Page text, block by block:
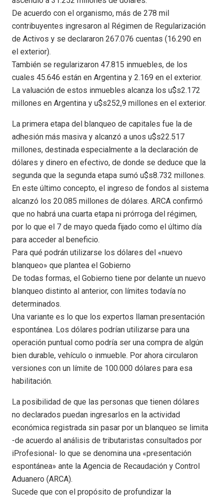
De acuerdo con el organismo, más de 278 mil
contribuyentes ingresaron al Régimen de Regularización
de Activos y se declararon 267.076 cuentas (16.290 en
el exterior).
También se regularizaron 47.815 inmuebles, de los
cuales 45.646 están en Argentina y 2.169 en el exterior.
La valuación de estos inmuebles alcanza los u$s2.172
millones en Argentina y u$s252,9 millones en el exterior.
La primera etapa del blanqueo de capitales fue la de
adhesión más masiva y alcanzó a unos u$s22.517
millones, destinada especialmente a la declaración de
dólares y dinero en efectivo, de donde se deduce que la
segunda que la segunda etapa sumó u$s8.732 millones.
En este último concepto, el ingreso de fondos al sistema
alcanzó los 20.085 millones de dólares. ARCA confirmó
que no habrá una cuarta etapa ni prórroga del régimen,
por lo que el 7 de mayo queda fijado como el último día
para acceder al beneficio.
Para qué podrán utilizarse los dólares del «nuevo
blanqueo» que plantea el Gobierno
De todas formas, el Gobierno tiene por delante un nuevo
blanqueo distinto al anterior, con límites todavía no
determinados.
Una variante es lo que los expertos llaman presentación
espontánea. Los dólares podrían utilizarse para una
operación puntual como podría ser una compra de algún
bien durable, vehículo o inmueble. Por ahora circularon
versiones con un límite de 100.000 dólares para esa
habilitación.
La posibilidad de que las personas que tienen dólares
no declarados puedan ingresarlos en la actividad
económica registrada sin pasar por un blanqueo se limita
-de acuerdo al análisis de tributaristas consultados por
iProfesional- lo que se denomina una «presentación
espontánea» ante la Agencia de Recaudación y Control
Aduanero (ARCA).
Sucede que con el propósito de profundizar la